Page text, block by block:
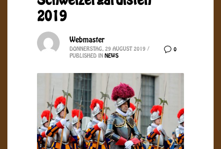
2019
0
Webmaster
DONNERSTAG, 29 AUGUST 2019 /
PUBLISHED IN NEWS